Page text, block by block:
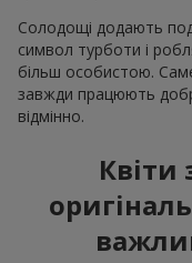
Солодощі додають
символ турботи і
більш особистою.
завжди працюють
відмінно.